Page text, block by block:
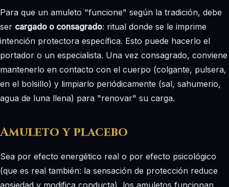
Para que un amuleto "funcione" según la tradición, debe
ser cargado o consagrado: ritual donde se le imprime
intención protectora específica. Esto puede hacerlo el
portador o un especialista. Una vez consagrado, conviene
mantenerlo en contacto con el cuerpo (colgante, pulsera,
en el bolsillo) y limpiarlo periódicamente (sal, sahumerio,
agua de luna llena) para "renovar" su carga.
Amuleto y placebo
Sea por efecto energético real o por efecto psicológico
(que es real también: la sensación de protección reduce
ansiedad y modifica conducta), los amuletos funcionan